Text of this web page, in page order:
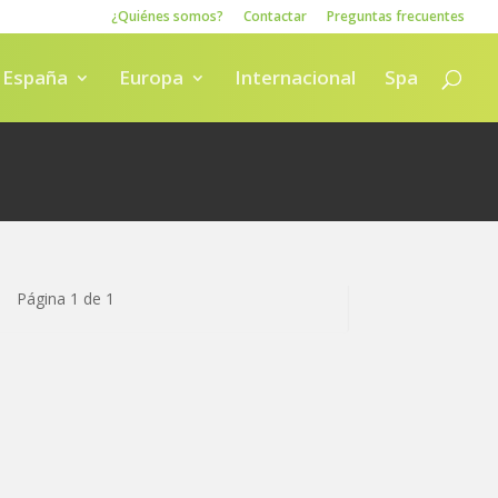
¿Quiénes somos? Contactar Preguntas frecuentes
España Europa Internacional Spa
Página 1 de 1